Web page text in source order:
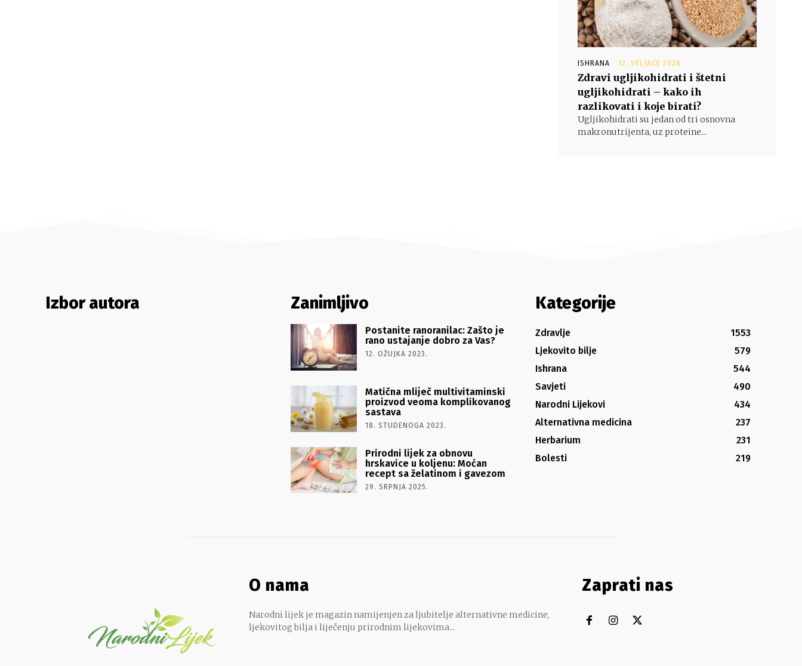
ISHRANA 12. VELJAČE 2026.
Zdravi ugljikohidrati i štetni
ugljikohidrati – kako ih
razlikovati i koje birati?
Ugljikohidrati su jedan od tri osnovna
makronutrijenta, uz proteine...
Izbor autora Zanimljivo
Postanite ranoranilac: Zašto je
rano ustajanje dobro za Vas?
12. OŽUJKA 2023.
Matična mliječ multivitaminski
proizvod veoma komplikovanog
sastava
18. STUDENOGA 2023.
Prirodni lijek za obnovu
hrskavice u koljenu: Moćan
recept sa želatinom i gavezom
29. SRPNJA 2025.
Kategorije
Zdravlje
1553
Ljekovito bilje
579
Ishrana
544
Savjeti
490
Narodni Lijekovi
434
Alternativna medicina
237
Herbarium
231
Bolesti
219
O nama
Narodni lijek je magazin namijenjen za ljubitelje alternativne medicine,
ljekovitog bilja i liječenju prirodnim lijekovima...
Zaprati nas